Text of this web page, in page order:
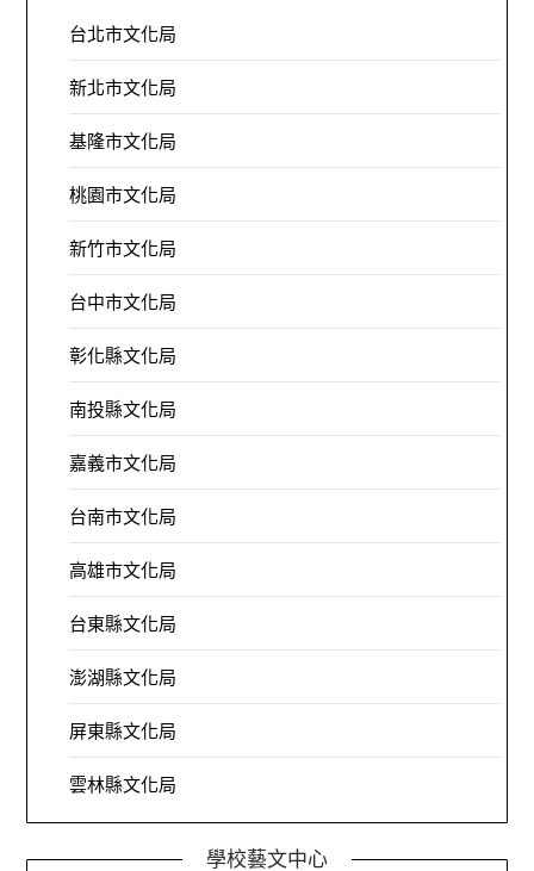
台北市文化局
新北市文化局
基隆市文化局
桃園市文化局
新竹市文化局
台中市文化局
彰化縣文化局
南投縣文化局
嘉義市文化局
台南市文化局
高雄市文化局
台東縣文化局
澎湖縣文化局
屏東縣文化局
雲林縣文化局
學校藝文中心